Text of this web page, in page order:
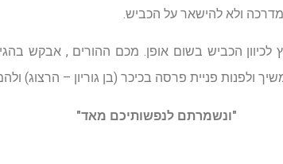
לכיוון הכביש בשום אופן. מכם ההורים , אבקש
ולפנות פניית פרסה בכיכר (בן גוריון – הרצוג)
"ונשמרתם לנפשותיכם מאד"